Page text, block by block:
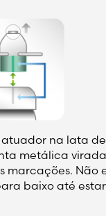
na lata de
metálica
marcações. Não
baixo até